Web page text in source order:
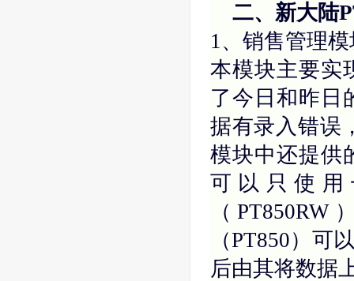
二、新大陆
1、销售管理
本模块主要实
了今日和昨日
据有录入错误
模块中还提供
可以只使
（
（PT850）可
后由其将数据